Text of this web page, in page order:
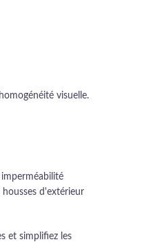
visuelle.
d'extérieur
et simplifiez les